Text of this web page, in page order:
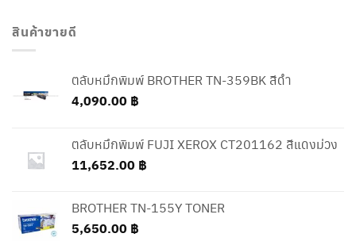
สินค้าขายดี
ตลับหมึกพิมพ์ BROTHER TN-359BK สีดำ
4,090.00 ฿
ตลับหมึกพิมพ์ FUJI XEROX CT201162 สีแดงม่วง
11,652.00 ฿
BROTHER TN-155Y TONER
5,650.00 ฿